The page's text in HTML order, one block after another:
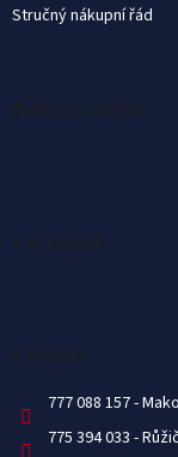
Stručný nákupní řád
Nákupní košík
Facebook
Kontakt
777 088 157
775 394 033